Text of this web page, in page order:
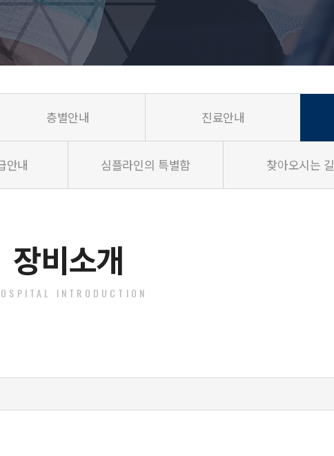
층별안내 진료안내
안내 심플라인의 특별함 찾아오시는 길
장비소개
INTRODUCTION